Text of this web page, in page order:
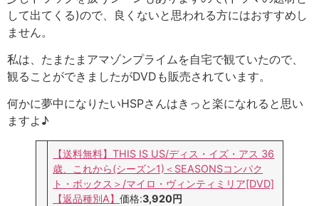
して出てくる)ので、良くないと思われる方にはおすすめし
ません。
私は、たまたまアマゾンプライムを自宅で観ていたので、
観ることができましたがDVDも販売されています。
何かに夢中になりたいHSPさんはきっと楽になれると思い
ますよ♪
【送料無料】THIS IS US/ディス・イズ・アス 36
歳、これから(シーズン1)＜SEASONSコンパク
ト・ボックス＞/マイロ・ヴィンティミリア[DVD]
【返品種別A】価格:3,920円